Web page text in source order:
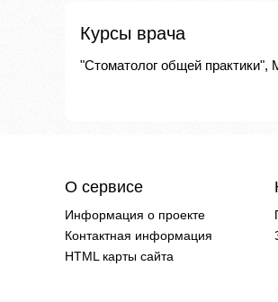
Курсы врача
"Стоматолог общей практики",
О сервисе
Информация о проекте
Контактная информация
HTML карты сайта